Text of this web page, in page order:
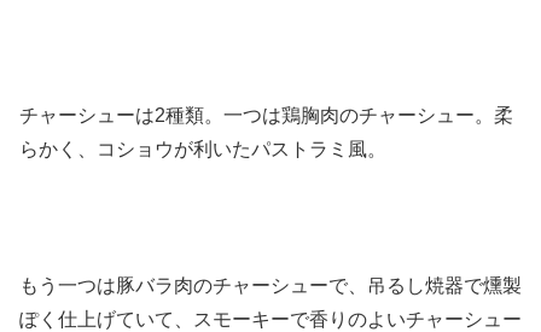
チャーシューは2種類。一つは鶏胸肉のチャーシュー。柔
らかく、コショウが利いたパストラミ風。
もう一つは豚バラ肉のチャーシューで、吊るし焼器で燻製
ぽく仕上げていて、スモーキーで香りのよいチャーシュー